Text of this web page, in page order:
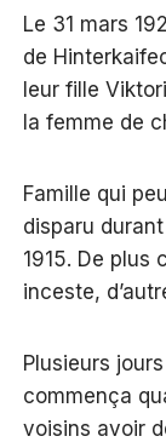
Le 31 mars
de
leur fille
la femme de
Famille qui
disparu
1915. De
inceste,
Plusieurs
commença
voisins avoir